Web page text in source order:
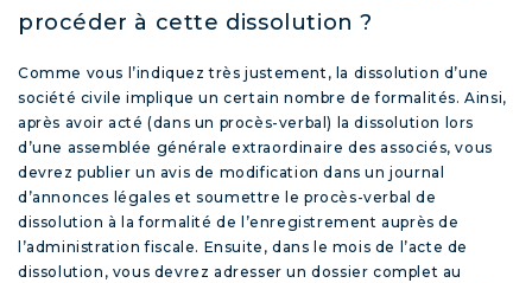
procéder à cette dissolution ?
Comme vous l’indiquez très justement, la dissolution d’une
société civile implique un certain nombre de formalités. Ainsi,
après avoir acté (dans un procès-verbal) la dissolution lors
d’une assemblée générale extraordinaire des associés, vous
devrez publier un avis de modification dans un journal
d’annonces légales et soumettre le procès-verbal de
dissolution à la formalité de l’enregistrement auprès de
l’administration fiscale. Ensuite, dans le mois de l’acte de
dissolution, vous devrez adresser un dossier complet au